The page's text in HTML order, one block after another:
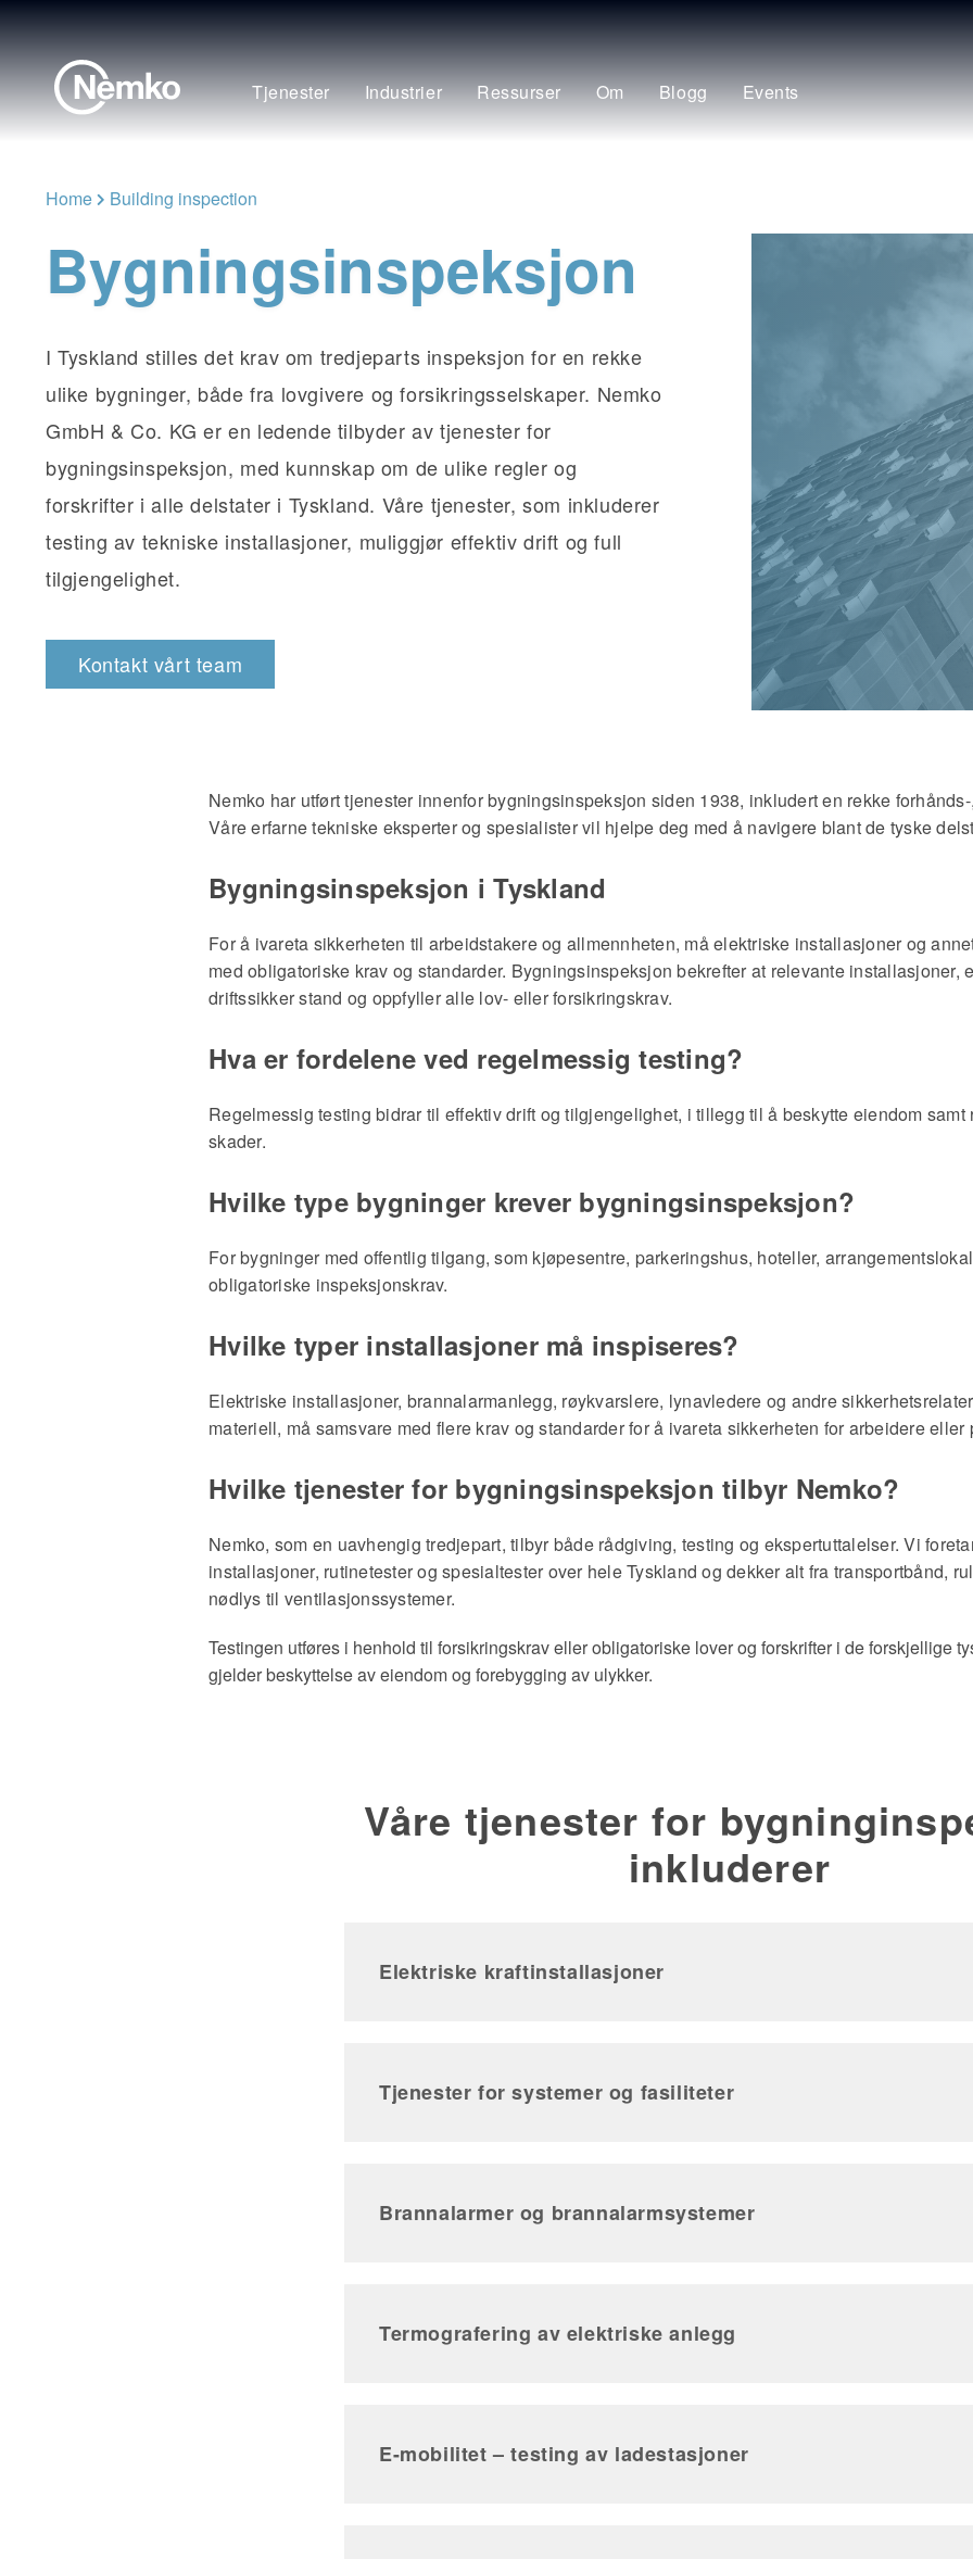
Tjenester Industrier Ressurser Om Blogg Events
Home Building inspection
Bygningsinspeksjon
I Tyskland stilles det krav om tredjeparts inspeksjon for en rekke
ulike bygninger, både fra lovgivere og forsikringsselskaper. Nemko
GmbH & Co. KG er en ledende tilbyder av tjenester for
bygningsinspeksjon, med kunnskap om de ulike regler og
forskrifter i alle delstater i Tyskland. Våre tjenester, som inkluderer
testing av tekniske installasjoner, muliggjør effektiv drift og full
tilgjengelighet.
Kontakt vårt team
Nemko har utført tjenester innenfor bygningsinspeksjon siden 1938, inkludert en rekke
Våre erfarne tekniske eksperter og spesialister vil hjelpe deg med å navigere blant de tyske
Bygningsinspeksjon i Tyskland
For å ivareta sikkerheten til arbeidstakere og allmennheten, må elektriske installasjoner og
med obligatoriske krav og standarder. Bygningsinspeksjon bekrefter at relevante installasjoner,
driftssikker stand og oppfyller alle lov- eller forsikringskrav.
Hva er fordelene ved regelmessig testing?
Regelmessig testing bidrar til effektiv drift og tilgjengelighet, i tillegg til å beskytte eiendom
skader.
Hvilke type bygninger krever bygningsinspeksjon?
For bygninger med offentlig tilgang, som kjøpesentre, parkeringshus, hoteller,
obligatoriske inspeksjonskrav.
Hvilke typer installasjoner må inspiseres?
Elektriske installasjoner, brannalarmanlegg, røykvarslere, lynavledere og andre
materiell, må samsvare med flere krav og standarderfor å ivareta sikkerheten for arbeidere eller
Hvilke tjenester for bygningsinspeksjon tilbyr Nemko?
Nemko, som en uavhengig tredjepart, tilbyr både rådgiving, testing og ekspertuttalelser. Vi
installasjoner, rutinetester og spesialtester over hele Tyskland og dekker alt fra transportbånd,
nødlys til ventilasjonssystemer.
Testingen utføres i henhold til forsikringskrav eller obligatoriske lover og forskrifter i de forskjellige
gjelder beskyttelse av eiendom og forebygging av ulykker.
Våre tjenester for
inkluderer
Elektriske kraftinstallasjoner
Tjenester for systemer og fasiliteter
Brannalarmer og brannalarmsystemer
Termografering av elektriske anlegg
E-mobilitet – testing av ladestasjoner